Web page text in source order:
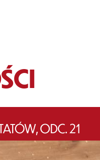
ODC. 21